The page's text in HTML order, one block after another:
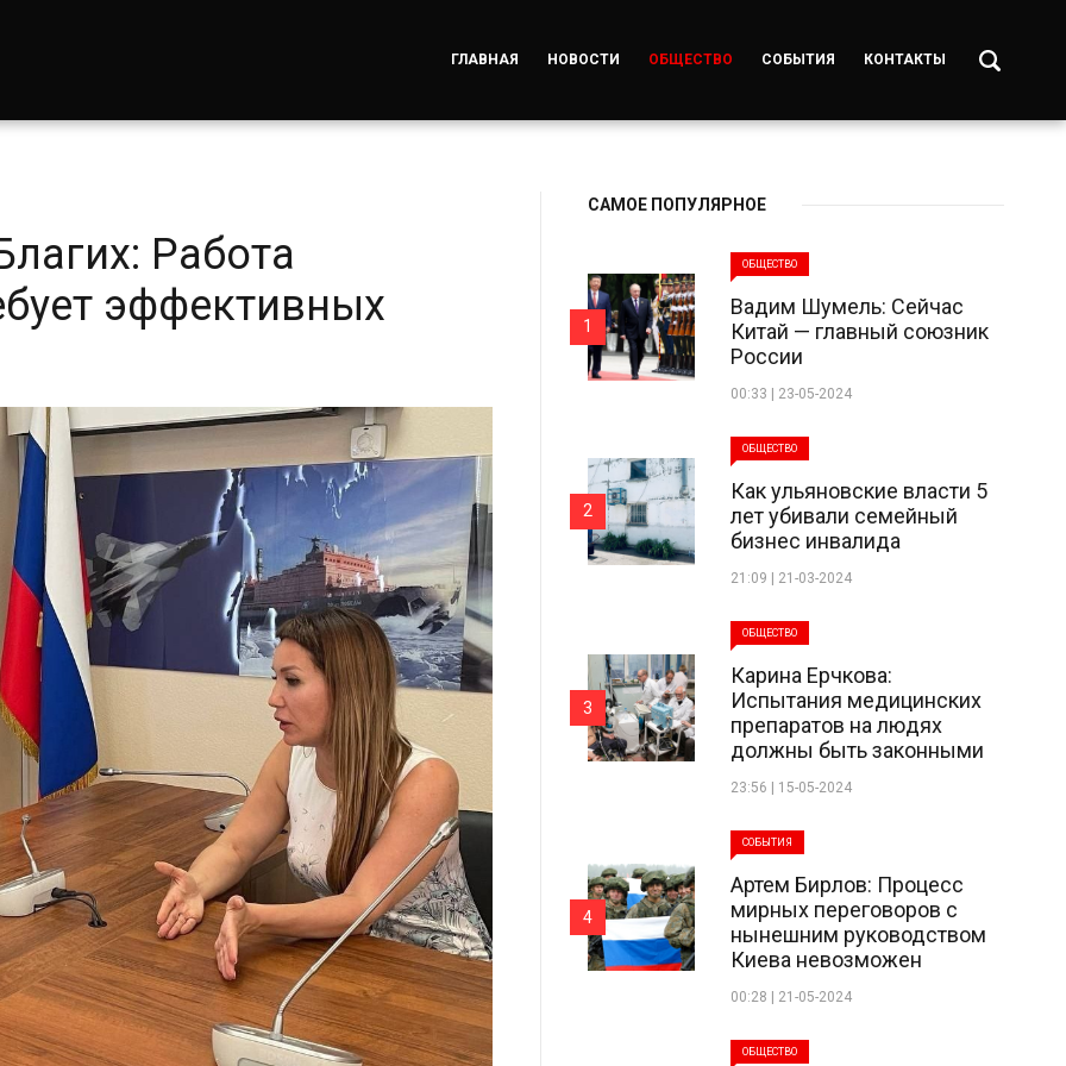
ГЛАВНАЯ НОВОСТИ ОБЩЕСТВО СОБЫТИЯ КОНТАКТЫ
Работа
эффективных
САМОЕ ПОПУЛЯРНОЕ
ОБЩЕСТВО
Вадим Шумель: Сейчас
Китай — главный союзник
России
00:33 | 23-05-2024
1
ОБЩЕСТВО
Как ульяновские власти 5
лет убивали семейный
бизнес инвалида
21:09 | 21-03-2024
2
ОБЩЕСТВО
Карина Ерчкова:
Испытания медицинских
препаратов на людях
должны быть законными
23:56 | 15-05-2024
3
СОБЫТИЯ
Артем Бирлов: Процесс
мирных переговоров с
нынешним руководством
Киева невозможен
00:28 | 21-05-2024
4
ОБЩЕСТВО